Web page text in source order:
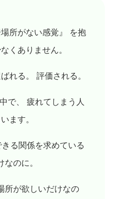
所がない感覚』 を抱
くありません。
れる。 評価される。
で、 疲れてしまう人
ます。
る関係を求めている
なのに。
所が欲しいだけなの